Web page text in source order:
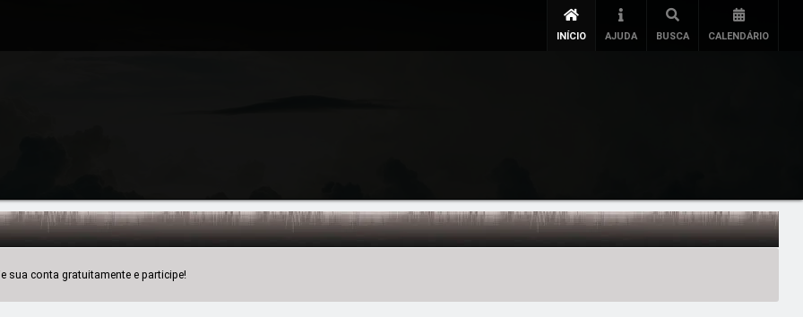
INÍCIO AJUDA BUSCA CALENDÁRIO
conta gratuitamente e participe!